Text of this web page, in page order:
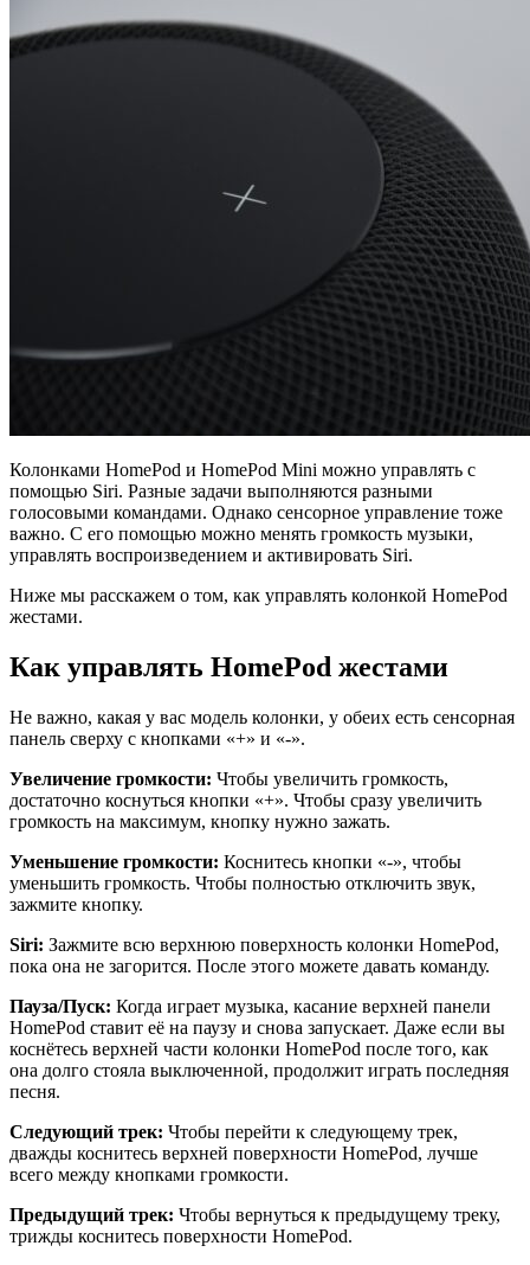
Колонками HomePod и HomePod Mini можно управлять с
помощью Siri. Разные задачи выполняются разными
голосовыми командами. Однако сенсорное управление тоже
важно. С его помощью можно менять громкость музыки,
управлять воспроизведением и активировать Siri.
Ниже мы расскажем о том, как управлять колонкой HomePod
жестами.
Как управлять HomePod жестами
Не важно, какая у вас модель колонки, у обеих есть сенсорная
панель сверху с кнопками «+» и «-».
Увеличение громкости: Чтобы увеличить громкость,
достаточно коснуться кнопки «+». Чтобы сразу увеличить
громкость на максимум, кнопку нужно зажать.
Уменьшение громкости: Коснитесь кнопки «-», чтобы
уменьшить громкость. Чтобы полностью отключить звук,
зажмите кнопку.
Siri: Зажмите всю верхнюю поверхность колонки HomePod,
пока она не загорится. После этого можете давать команду.
Пауза/Пуск: Когда играет музыка, касание верхней панели
HomePod ставит её на паузу и снова запускает. Даже если вы
коснётесь верхней части колонки HomePod после того, как
она долго стояла выключенной, продолжит играть последняя
песня.
Следующий трек: Чтобы перейти к следующему трек,
дважды коснитесь верхней поверхности HomePod, лучше
всего между кнопками громкости.
Предыдущий трек: Чтобы вернуться к предыдущему треку,
трижды коснитесь поверхности HomePod.